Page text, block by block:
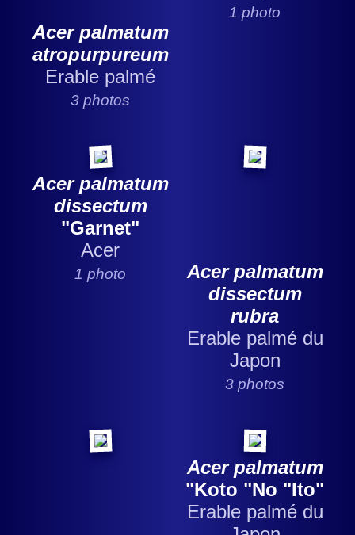
Acer palmatum
atropurpureum
Erable palmé
3 photos
1 photo
Acer palmatum
dissectum
"Garnet"
Acer
1 photo
Acer palmatum
dissectum
rubra
Erable palmé du
Japon
3 photos
Acer palmatum
"Koto "No "Ito"
Erable palmé du